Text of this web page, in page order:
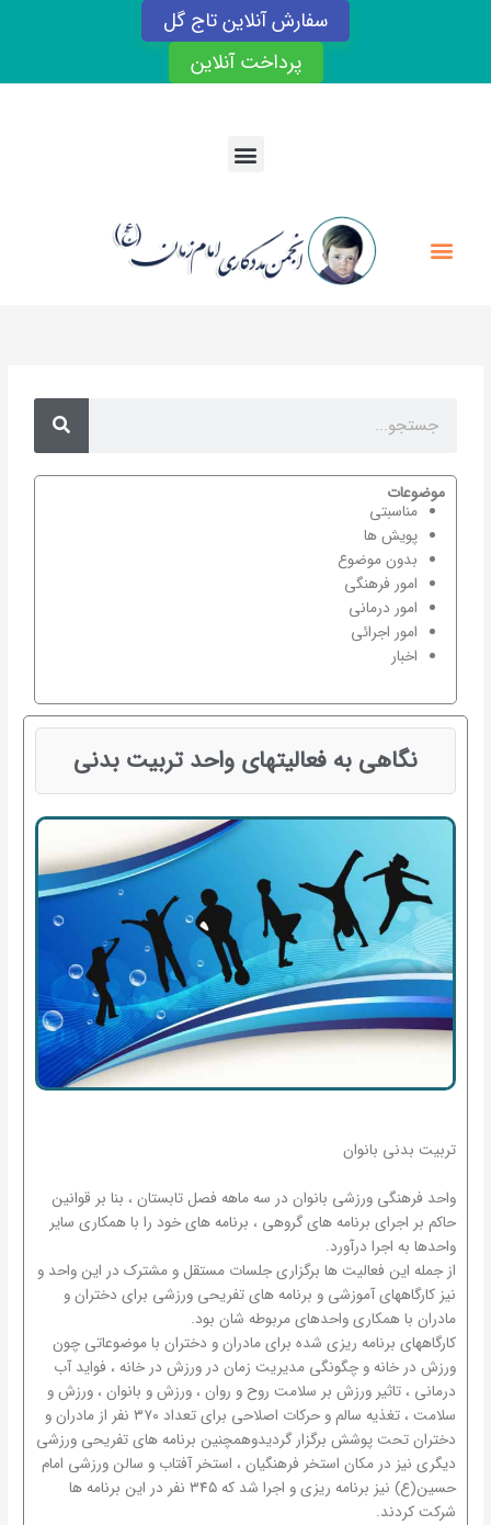
سفارش آنلاین تاج گل
پرداخت آنلاین
Menu
Search
موضوعات
مناسبتی
پویش ها
بدون موضوع
امور فرهنگی
امور درمانی
امور اجرائی
اخبار
نگاهی به فعالیتهای واحد تربیت بدنی
تربیت بدنی بانوان
واحد فرهنگی ورزشی بانوان در سه ماهه فصل تابستان ، بنا بر قوانین
حاکم بر اجرای برنامه های گروهی ، برنامه های خود را با همکاری سایر
واحدها به اجرا درآورد.
از جمله این فعالیت ها برگزاری جلسات مستقل و مشترک در این واحد و
نیز کارگاههای آموزشی و برنامه های تفریحی ورزشی برای دختران و
مادران با همکاری واحدهای مربوطه شان بود.
کارگاههای برنامه ریزی شده برای مادران و دختران با موضوعاتی چون
ورزش در خانه و چگونگی مدیریت زمان در ورزش در خانه ، فواید آب
درمانی ، تاثیر ورزش بر سلامت روح و روان ، ورزش و بانوان ، ورزش و
سلامت ، تغذیه سالم و حرکات اصلاحی برای تعداد ۳۷۰ نفر از مادران و
دختران تحت پوشش برگزار گردیدوهمچنین برنامه های تفریحی ورزشی
دیگری نیز در مکان استخر فرهنگیان ، استخر آفتاب و سالن ورزشی امام
حسین(ع) نیز برنامه ریزی و اجرا شد که ۳۴۵ نفر در این برنامه ها
شرکت کردند.